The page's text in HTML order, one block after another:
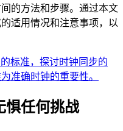
的方法和步骤。通过本文
适用情况和注意事项，以
标准，探讨时钟同步的
准确时钟的重要性。
惧任何挑战